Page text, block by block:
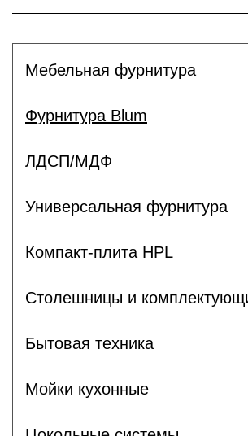
Мебельная фурнитура
Фурнитура Blum
ЛДСП/МДФ
Универсальная фурнитура
Компакт-плита HPL
Столешницы и
Бытовая техника
Мойки кухонные